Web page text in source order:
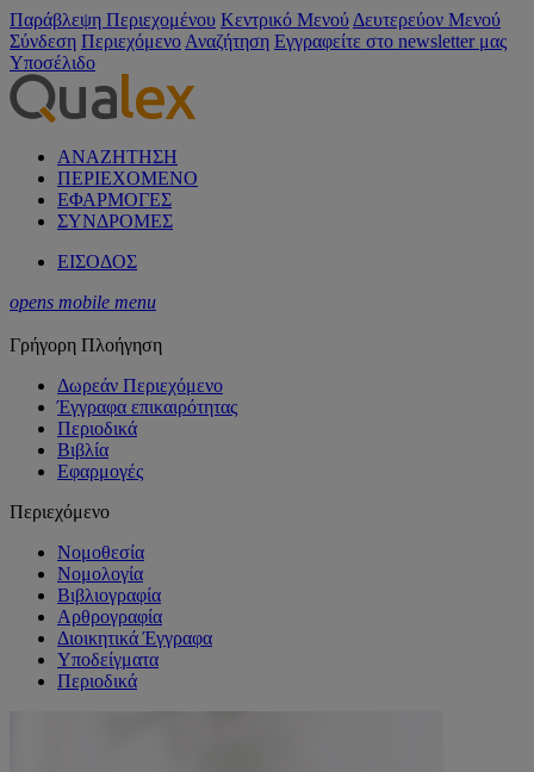
Παράβλεψη Περιεχομένου Κεντρικό Μενού Δευτερεύον Μενού
Σύνδεση Περιεχόμενο Αναζήτηση Εγγραφείτε στο newsletter μας
Υποσέλιδο
ΑΝΑΖΗΤΗΣΗ
ΠΕΡΙΕΧΟΜΕΝΟ
ΕΦΑΡΜΟΓΕΣ
ΣΥΝΔΡΟΜΕΣ
ΕΙΣΟΔΟΣ
opens mobile menu
Γρήγορη Πλοήγηση
Δωρεάν Περιεχόμενο
Έγγραφα επικαιρότητας
Περιοδικά
Βιβλία
Εφαρμογές
Περιεχόμενο
Νομοθεσία
Νομολογία
Βιβλιογραφία
Αρθρογραφία
Διοικητικά Έγγραφα
Υποδείγματα
Περιοδικά